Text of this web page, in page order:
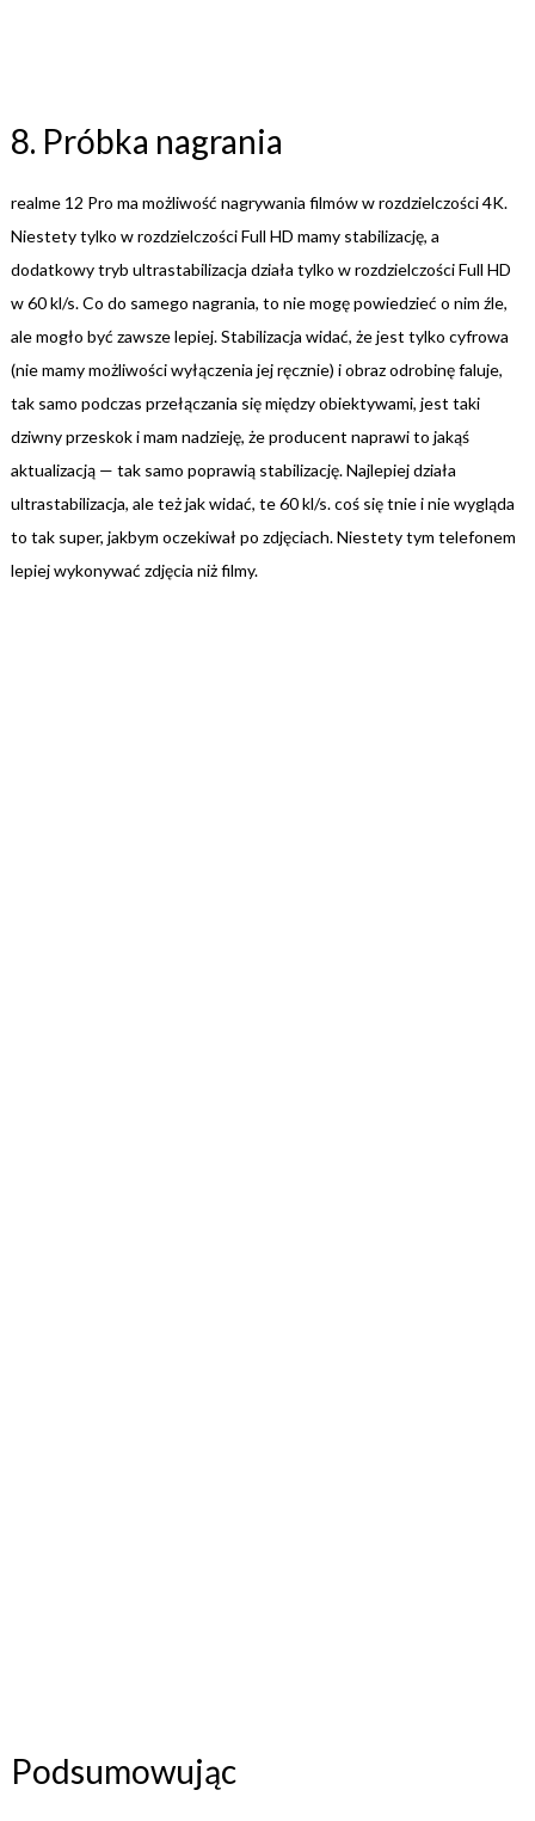
8. Próbka nagrania
realme 12 Pro ma możliwość nagrywania filmów w rozdzielczości 4K.
Niestety tylko w rozdzielczości Full HD mamy stabilizację, a
dodatkowy tryb ultrastabilizacja działa tylko w rozdzielczości Full HD
w 60 kl/s. Co do samego nagrania, to nie mogę powiedzieć o nim źle,
ale mogło być zawsze lepiej. Stabilizacja widać, że jest tylko cyfrowa
(nie mamy możliwości wyłączenia jej ręcznie) i obraz odrobinę faluje,
tak samo podczas przełączania się między obiektywami, jest taki
dziwny przeskok i mam nadzieję, że producent naprawi to jakąś
aktualizacją — tak samo poprawią stabilizację. Najlepiej działa
ultrastabilizacja, ale też jak widać, te 60 kl/s. coś się tnie i nie wygląda
to tak super, jakbym oczekiwał po zdjęciach. Niestety tym telefonem
lepiej wykonywać zdjęcia niż filmy.
Podsumowując